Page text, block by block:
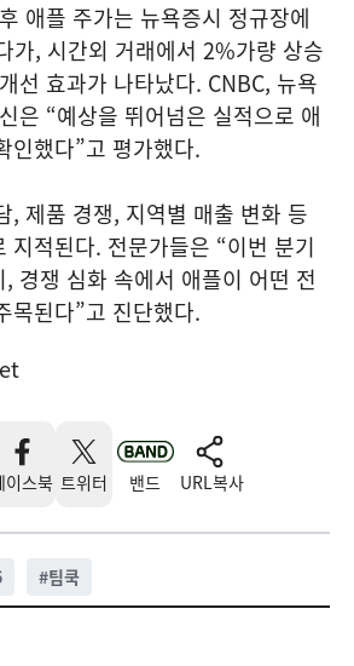
애플 주가는 뉴욕증시 정규장에
가, 시간외 거래에서 2%가량 상승
선 효과가 나타났다. CNBC, 뉴욕
은 “예상을 뛰어넘은 실적으로 애
인했다”고 평가했다.
, 제품 경쟁, 지역별 매출 변화 등
지적된다. 전문가들은 “이번 분기
경쟁 심화 속에서 애플이 어떤 전
목된다”고 진단했다.
이스북 트위터 밴드 URL복사
#팀쿡